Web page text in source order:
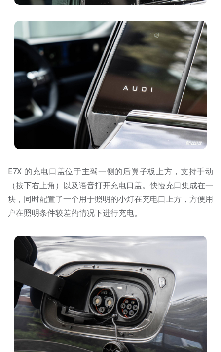
E7X 的充电口盖位于主驾一侧的后翼子板上方，支持手动
（按下右上角）以及语音打开充电口盖。快慢充口集成在一
块，同时配置了一个用于照明的小灯在充电口上方，方便用
户在照明条件较差的情况下进行充电。